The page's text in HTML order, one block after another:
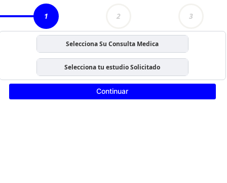
1 2 3
Selecciona Su Consulta Medica
Selecciona tu estudio Solicitado
Continuar